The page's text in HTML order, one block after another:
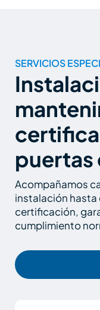
SERVICIOS
Acompañamos
instalación hasta
certificación,
cumplimiento